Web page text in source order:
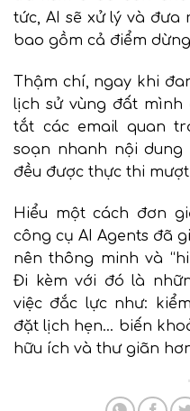
tức, AI sẽ xử lý và
bao gồm cả điểm
Thậm chí, ngay khi
lịch sử vùng đất mình
tắt các email quan
soạn nhanh nội
đều được thực thi
Hiểu một cách đơn
công cụ AI Agents đã
nên thông minh và
Đi kèm với đó là
việc đắc lực như:
đặt lịch hẹn… biến
hữu ích và thư giãn